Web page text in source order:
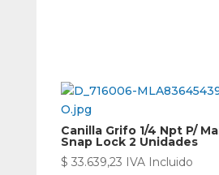
Canilla Grifo 1/4 Npt P/
Snap Lock 2 Unidades
$ 33.639,23 IVA Incluido